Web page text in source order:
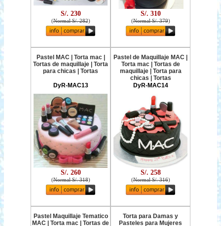
S/. 230
(Normal S/. 282)
S/. 310
(Normal S/. 379)
Pastel MAC | Torta mac |
Tortas de maquillaje | Torta
para chicas | Tortas
DyR-MAC13
S/. 260
(Normal S/. 318)
Pastel de Maquillaje MAC |
Torta mac | Tortas de
maquillaje | Torta para
chicas | Tortas
DyR-MAC14
S/. 258
(Normal S/. 316)
Pastel Maquillaje Tematico
MAC | Torta mac | Tortas de
Torta para Damas y
Pasteles para Mujeres